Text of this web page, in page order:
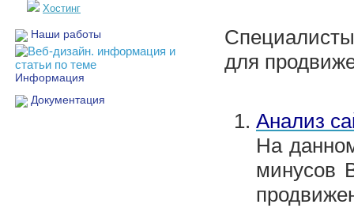
Хостинг
Наши работы
Информация
Документация
для
Анализ
На
минусов